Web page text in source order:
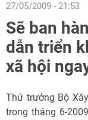
27/05/2009 - 21:53
Sẽ ban
dẫn triển
xã hội
Thứ trưởng Bộ
trong tháng 6-